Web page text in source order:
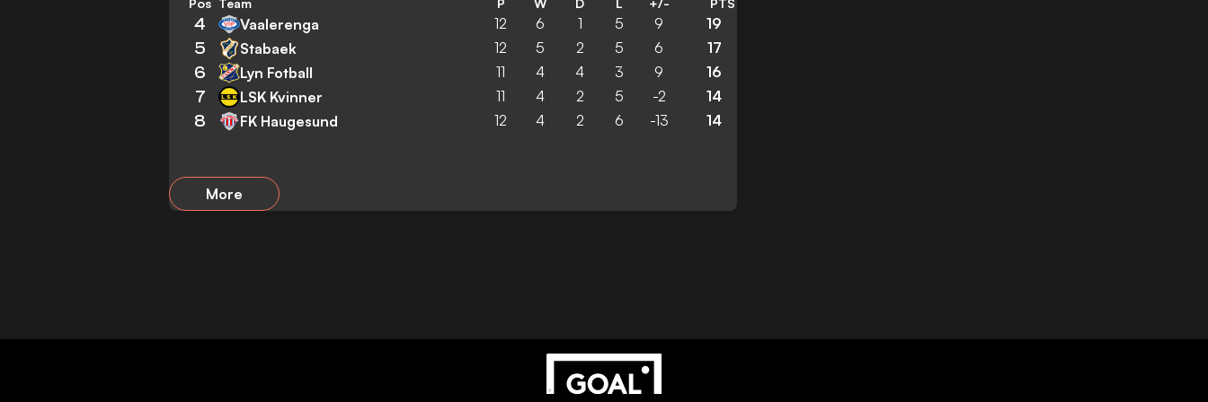
Pos Team P W D L +/- PTS
4 Vaalerenga 12 6 1 5 9 19
5 Stabaek 12 5 2 5 6 17
6 Lyn Fotball 11 4 4 3 9 16
7 LSK Kvinner 11 4 2 5 -2 14
8 FK Haugesund 12 4 2 6 -13 14
More